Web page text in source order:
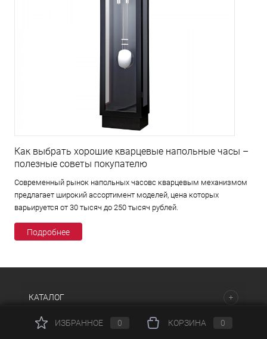
Как выбрать хорошие кварцевые напольные часы –
полезные советы покупателю
Современный рынок напольных часовс кварцевым механизмом
предлагает широкий ассортимент моделей, цена которых
варьируется от 30 тысяч до 250 тысяч рублей.
Подробнее
КАТАЛОГ
ИЗБРАННОЕ 0 КОРЗИНА 0